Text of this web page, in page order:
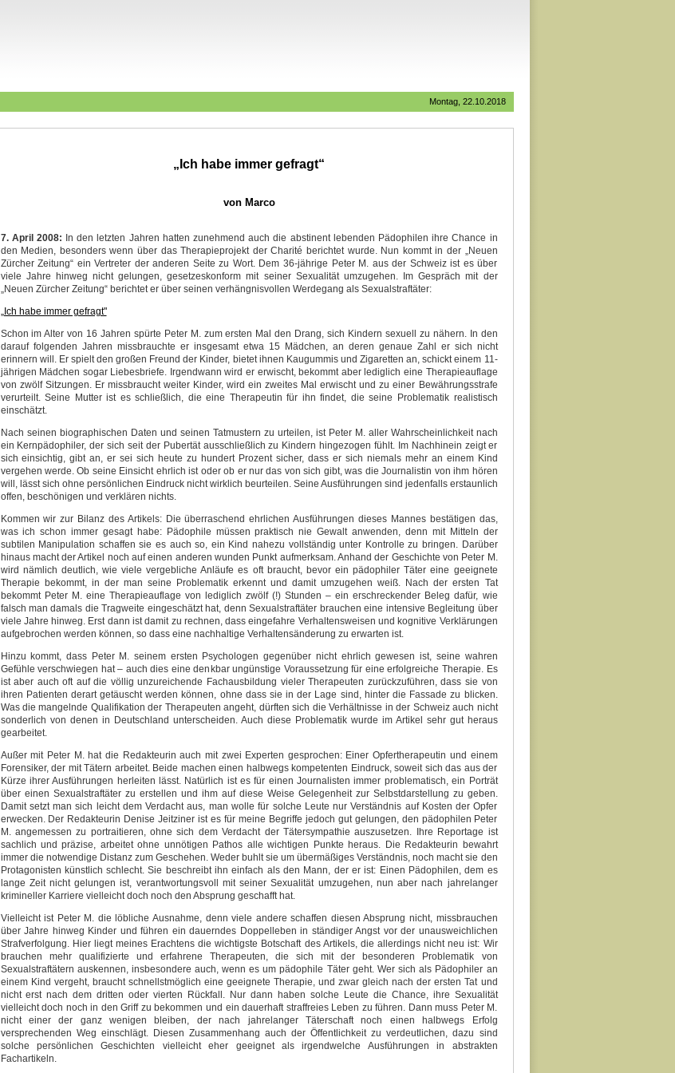
Montag, 22.10.2018
„Ich habe immer gefragt“
von Marco
7. April 2008: In den letzten Jahren hatten zunehmend auch die abstinent lebenden Pädophilen ihre Chance in
den Medien, besonders wenn über das Therapieprojekt der Charité berichtet wurde. Nun kommt in der „Neuen
Zürcher Zeitung“ ein Vertreter der anderen Seite zu Wort. Dem 36-jährige Peter M. aus der Schweiz ist es über
viele Jahre hinweg nicht gelungen, gesetzeskonform mit seiner Sexualität umzugehen. Im Gespräch mit der
„Neuen Zürcher Zeitung“ berichtet er über seinen verhängnisvollen Werdegang als Sexualstraftäter:
„Ich habe immer gefragt"
Schon im Alter von 16 Jahren spürte Peter M. zum ersten Mal den Drang, sich Kindern sexuell zu nähern. In den
darauf folgenden Jahren missbrauchte er insgesamt etwa 15 Mädchen, an deren genaue Zahl er sich nicht
erinnern will. Er spielt den großen Freund der Kinder, bietet ihnen Kaugummis und Zigaretten an, schickt einem 11-
jährigen Mädchen sogar Liebesbriefe. Irgendwann wird er erwischt, bekommt aber lediglich eine Therapieauflage
von zwölf Sitzungen. Er missbraucht weiter Kinder, wird ein zweites Mal erwischt und zu einer Bewährungsstrafe
verurteilt. Seine Mutter ist es schließlich, die eine Therapeutin für ihn findet, die seine Problematik realistisch
einschätzt.
Nach seinen biographischen Daten und seinen Tatmustern zu urteilen, ist Peter M. aller Wahrscheinlichkeit nach
ein Kernpädophiler, der sich seit der Pubertät ausschließlich zu Kindern hingezogen fühlt. Im Nachhinein zeigt er
sich einsichtig, gibt an, er sei sich heute zu hundert Prozent sicher, dass er sich niemals mehr an einem Kind
vergehen werde. Ob seine Einsicht ehrlich ist oder ob er nur das von sich gibt, was die Journalistin von ihm hören
will, lässt sich ohne persönlichen Eindruck nicht wirklich beurteilen. Seine Ausführungen sind jedenfalls erstaunlich
offen, beschönigen und verklären nichts.
Kommen wir zur Bilanz des Artikels: Die überraschend ehrlichen Ausführungen dieses Mannes bestätigen das,
was ich schon immer gesagt habe: Pädophile müssen praktisch nie Gewalt anwenden, denn mit Mitteln der
subtilen Manipulation schaffen sie es auch so, ein Kind nahezu vollständig unter Kontrolle zu bringen. Darüber
hinaus macht der Artikel noch auf einen anderen wunden Punkt aufmerksam. Anhand der Geschichte von Peter M.
wird nämlich deutlich, wie viele vergebliche Anläufe es oft braucht, bevor ein pädophiler Täter eine geeignete
Therapie bekommt, in der man seine Problematik erkennt und damit umzugehen weiß. Nach der ersten Tat
bekommt Peter M. eine Therapieauflage von lediglich zwölf (!) Stunden – ein erschreckender Beleg dafür, wie
falsch man damals die Tragweite eingeschätzt hat, denn Sexualstraftäter brauchen eine intensive Begleitung über
viele Jahre hinweg. Erst dann ist damit zu rechnen, dass eingefahre Verhaltensweisen und kognitive Verklärungen
aufgebrochen werden können, so dass eine nachhaltige Verhaltensänderung zu erwarten ist.
Hinzu kommt, dass Peter M. seinem ersten Psychologen gegenüber nicht ehrlich gewesen ist, seine wahren
Gefühle verschwiegen hat – auch dies eine denkbar ungünstige Voraussetzung für eine erfolgreiche Therapie. Es
ist aber auch oft auf die völlig unzureichende Fachausbildung vieler Therapeuten zurückzuführen, dass sie von
ihren Patienten derart getäuscht werden können, ohne dass sie in der Lage sind, hinter die Fassade zu blicken.
Was die mangelnde Qualifikation der Therapeuten angeht, dürften sich die Verhältnisse in der Schweiz auch nicht
sonderlich von denen in Deutschland unterscheiden. Auch diese Problematik wurde im Artikel sehr gut heraus
gearbeitet.
Außer mit Peter M. hat die Redakteurin auch mit zwei Experten gesprochen: Einer Opfertherapeutin und einem
Forensiker, der mit Tätern arbeitet. Beide machen einen halbwegs kompetenten Eindruck, soweit sich das aus der
Kürze ihrer Ausführungen herleiten lässt. Natürlich ist es für einen Journalisten immer problematisch, ein Porträt
über einen Sexualstraftäter zu erstellen und ihm auf diese Weise Gelegenheit zur Selbstdarstellung zu geben.
Damit setzt man sich leicht dem Verdacht aus, man wolle für solche Leute nur Verständnis auf Kosten der Opfer
erwecken. Der Redakteurin Denise Jeitziner ist es für meine Begriffe jedoch gut gelungen, den pädophilen Peter
M. angemessen zu portraitieren, ohne sich dem Verdacht der Tätersympathie auszusetzen. Ihre Reportage ist
sachlich und präzise, arbeitet ohne unnötigen Pathos alle wichtigen Punkte heraus. Die Redakteurin bewahrt
immer die notwendige Distanz zum Geschehen. Weder buhlt sie um übermäßiges Verständnis, noch macht sie den
Protagonisten künstlich schlecht. Sie beschreibt ihn einfach als den Mann, der er ist: Einen Pädophilen, dem es
lange Zeit nicht gelungen ist, verantwortungsvoll mit seiner Sexualität umzugehen, nun aber nach jahrelanger
krimineller Karriere vielleicht doch noch den Absprung geschafft hat.
Vielleicht ist Peter M. die löbliche Ausnahme, denn viele andere schaffen diesen Absprung nicht, missbrauchen
über Jahre hinweg Kinder und führen ein dauerndes Doppelleben in ständiger Angst vor der unausweichlichen
Strafverfolgung. Hier liegt meines Erachtens die wichtigste Botschaft des Artikels, die allerdings nicht neu ist: Wir
brauchen mehr qualifizierte und erfahrene Therapeuten, die sich mit der besonderen Problematik von
Sexualstraftätern auskennen, insbesondere auch, wenn es um pädophile Täter geht. Wer sich als Pädophiler an
einem Kind vergeht, braucht schnellstmöglich eine geeignete Therapie, und zwar gleich nach der ersten Tat und
nicht erst nach dem dritten oder vierten Rückfall. Nur dann haben solche Leute die Chance, ihre Sexualität
vielleicht doch noch in den Griff zu bekommen und ein dauerhaft straffreies Leben zu führen. Dann muss Peter M.
nicht einer der ganz wenigen bleiben, der nach jahrelanger Täterschaft noch einen halbwegs Erfolg
versprechenden Weg einschlägt. Diesen Zusammenhang auch der Öffentlichkeit zu verdeutlichen, dazu sind
solche persönlichen Geschichten vielleicht eher geeignet als irgendwelche Ausführungen in abstrakten
Fachartikeln.